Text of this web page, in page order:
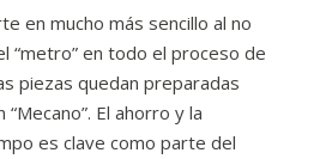
en mucho más sencillo al no
“metro” en todo el proceso de
piezas quedan preparadas
El ahorro y la
es clave como parte del